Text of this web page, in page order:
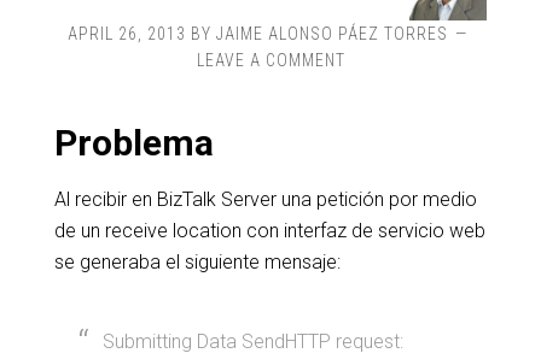
APRIL 26, 2013 BY JAIME ALONSO PÁEZ TORRES
LEAVE A COMMENT
Problema
Al recibir en BizTalk Server una petición por medio
de un receive location con interfaz de servicio web
se generaba el siguiente mensaje:
Submitting Data SendHTTP request: